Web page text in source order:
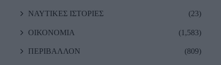
ΝΑΥΤΙΚΕΣ ΙΣΤΟΡΙΕΣ (23)
ΟΙΚΟΝΟΜΙΑ (1,583)
ΠΕΡΙΒΑΛΛΟΝ (809)